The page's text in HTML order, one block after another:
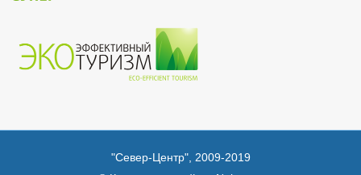
"Север-Центр", 2009-2019